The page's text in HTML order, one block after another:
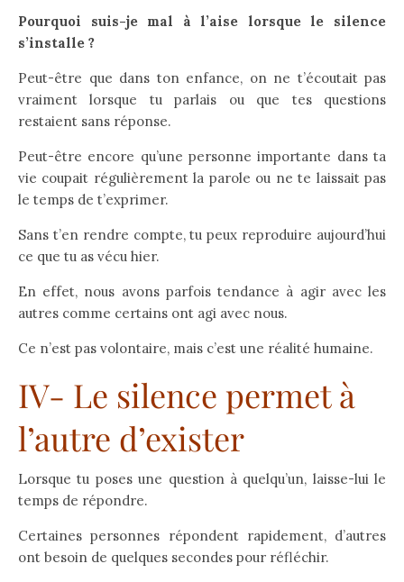
Pourquoi suis-je mal à l’aise lorsque le silence
s’installe ?
Peut-être que dans ton enfance, on ne t’écoutait pas
vraiment lorsque tu parlais ou que tes questions
restaient sans réponse.
Peut-être encore qu’une personne importante dans ta
vie coupait régulièrement la parole ou ne te laissait pas
le temps de t’exprimer.
Sans t’en rendre compte, tu peux reproduire aujourd’hui
ce que tu as vécu hier.
En effet, nous avons parfois tendance à agir avec les
autres comme certains ont agi avec nous.
Ce n’est pas volontaire, mais c’est une réalité humaine.
IV- Le silence permet à
l’autre d’exister
Lorsque tu poses une question à quelqu’un, laisse-lui le
temps de répondre.
Certaines personnes répondent rapidement, d’autres
ont besoin de quelques secondes pour réfléchir.